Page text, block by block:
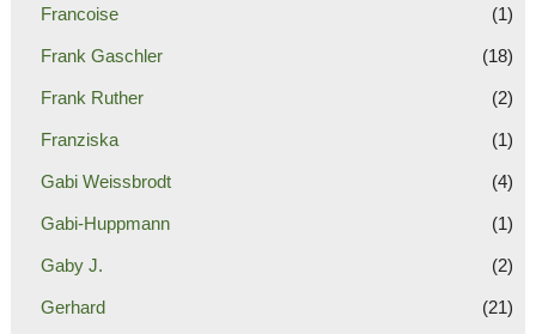
Francoise (1)
Frank Gaschler (18)
Frank Ruther (2)
Franziska (1)
Gabi Weissbrodt (4)
Gabi-Huppmann (1)
Gaby J. (2)
Gerhard (21)